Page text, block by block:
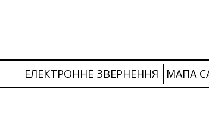
ЕЛЕКТРОННЕ ЗВЕРНЕННЯ МАПА